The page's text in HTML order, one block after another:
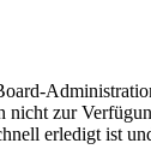
zur
erledigt ist